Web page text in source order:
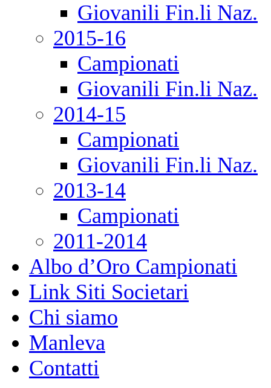
Giovanili Fin.li Naz.
2015-16
Campionati
Giovanili Fin.li Naz.
2014-15
Campionati
Giovanili Fin.li Naz.
2013-14
Campionati
2011-2014
Albo d’Oro Campionati
Link Siti Societari
Chi siamo
Manleva
Contatti